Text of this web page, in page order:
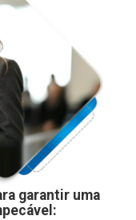
garantir uma